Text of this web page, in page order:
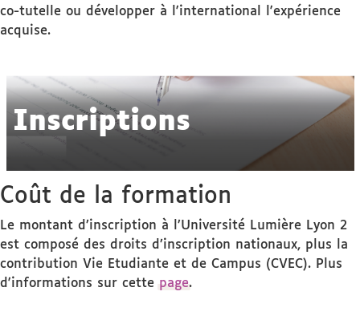
co-tutelle ou développer à l'international l'expérience
acquise.
Inscriptions
Coût de la formation
Le montant d’inscription à l’Université Lumière Lyon 2
est composé des droits d’inscription nationaux, plus la
contribution Vie Etudiante et de Campus (CVEC). Plus
d'informations sur cette page.